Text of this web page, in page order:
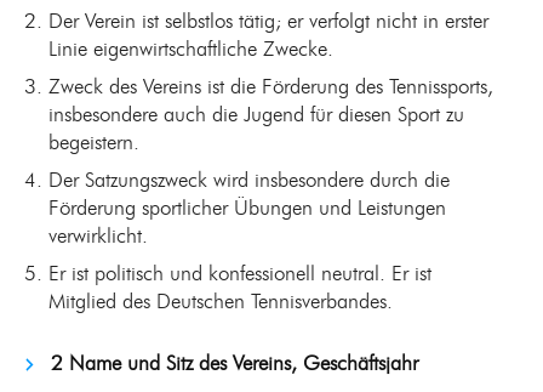
Der Verein ist selbstlos tätig; er verfolgt nicht in erster
Linie eigenwirtschaftliche Zwecke.
Zweck des Vereins ist die Förderung des Tennissports,
insbesondere auch die Jugend für diesen Sport zu
begeistern.
Der Satzungszweck wird insbesondere durch die
Förderung sportlicher Übungen und Leistungen
verwirklicht.
Er ist politisch und konfessionell neutral. Er ist
Mitglied des Deutschen Tennisverbandes.
2 Name und Sitz des Vereins, Geschäftsjahr